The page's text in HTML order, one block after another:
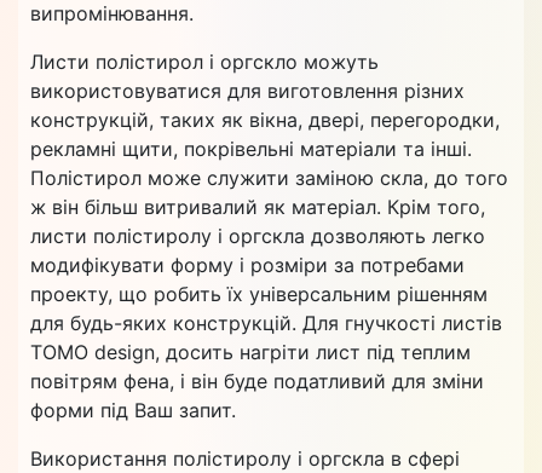
випромінювання.
Листи полістирол і оргскло можуть
використовуватися для виготовлення різних
конструкцій, таких як вікна, двері, перегородки,
рекламні щити, покрівельні матеріали та інші.
Полістирол може служити заміною скла, до того
ж він більш витривалий як матеріал. Крім того,
листи полістиролу і оргскла дозволяють легко
модифікувати форму і розміри за потребами
проекту, що робить їх універсальним рішенням
для будь-яких конструкцій. Для гнучкості листів
ТОМО design, досить нагріти лист під теплим
повітрям фена, і він буде податливий для зміни
форми під Ваш запит.
Використання полістиролу і оргскла в сфері